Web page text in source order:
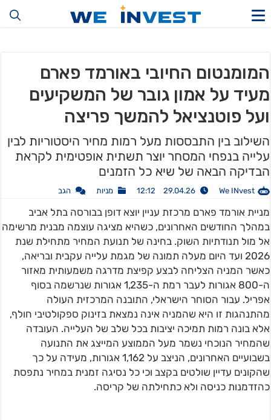
המומנטום החיובי באורמד פארם
מעיד על אמון גובר של המשקיעים
ועל פוטנציאל להמשך פריצה
השילוב בין התבססות מעל רמות מחיר היסטוריות לבין
עלייה בנפחי המסחר יוצר תשתית אופטימית לקראת
הבדיקה הבאה של שיא כל הזמנים
We INvest
29.04.26 12:12 מניות הגב
מניית אורמד פארם מרכזת עניין יוצא דופן בבורסה בתל אביב
במהלך החודשים האחרונים, כשהיא מציגה עוצמה מבנית מרשימה
אל מול תנודתיות השוק. בחינה של תנועת המחיר מתחילת שנת
2026 ועד היום מעלה תמונה של מגמת עלייה עקבית ובריאה,
כאשר המניה הצליחה לבצע קפיצת מדרגה משמעותית מאזור
ה-800 אגורות לעבר רמת ה-1,235 אגורות שנרשמה בסוף
אפריל. עבור הסוחר הישראלי, התובנה המרכזית העולה
מהתנהגות זו היא שהמניה אינה נמצאת בזינוק ספקולטיבי חולף,
אלא בונה רמות תמיכה יציבות בכל שלב של העלייה. העובדה
שהמחיר הנוכחי נשמר מעל הממוצע המייצג את התנועה
בשבועיים האחרונים, הניצב על 1,162 אגורות, מעידה על כך
שהקונים עדיין שולטים בקצב וכי כל נסיגה זמנית במחיר נתפסת
כהזדמנות כניסה ולא כתחילתה של קריסה.